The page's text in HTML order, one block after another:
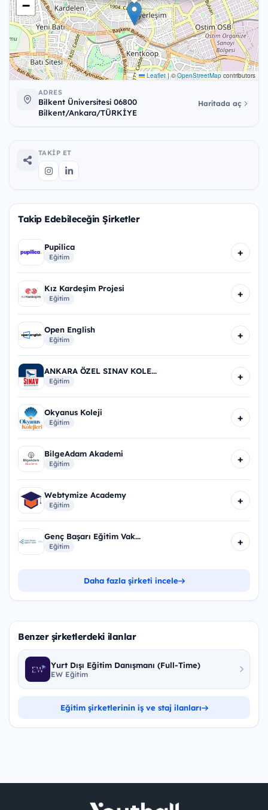
−
Leaflet |©OpenStreetMap contributors
ADRES
Bilkent Üniversitesi 06800
Bilkent/Ankara/TÜRKİYE
Haritada aç
TAKIP ET
Takip Edebileceğin Şirketler
Pupilica
Eğitim +
Kız Kardeşim Projesi
Eğitim +
Open English
Eğitim +
ANKARA ÖZEL SINAV KOLE...
Eğitim +
Okyanus Koleji
Eğitim +
BilgeAdam Akademi
Eğitim +
Webtymize Academy
Eğitim +
Genç Başarı Eğitim Vak...
Eğitim +
Daha fazla şirketi incele
Benzer şirketlerdeki ilanlar
Yurt Dışı Eğitim Danışmanı (Full-Time)
EW Eğitim
Eğitim şirketlerinin iş ve staj ilanları